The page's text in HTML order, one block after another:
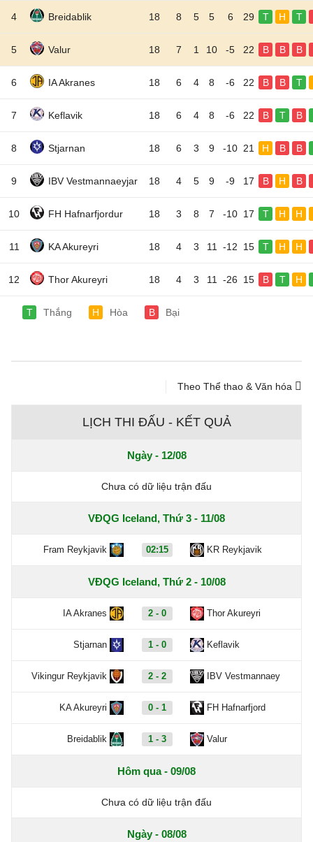
4 Breidablik 18 8 5 5 6 29 T H T
5 Valur 18 7 1 10 -5 22 B B B
6 IA Akranes 18 6 4 8 -6 22 B B T
7 Keflavik 18 6 4 8 -6 22 B T B
8 Stjarnan 18 6 3 9 -10 21 H B B
9 IBV Vestmannaeyjar 18 4 5 9 -9 17 B H B
10 FH Hafnarfjordur 18 3 8 7 -10 17 T H H
11 KA Akureyri 18 4 3 11 -12 15 T H H
12 Thor Akureyri 18 4 3 11 -26 15 B T H
T Thắng H Hòa B Bại
Theo Thể thao & Văn hóa
LỊCH THI ĐẤU - KẾT QUẢ
Ngày - 12/08
Chưa có dữ liệu trận đấu
VĐQG Iceland, Thứ 3 - 11/08
Fram Reykjavik 02:15 KR Reykjavik
VĐQG Iceland, Thứ 2 - 10/08
IA Akranes 2 - 0 Thor Akureyri
Stjarnan 1 - 0 Keflavik
Vikingur Reykjavik 2 - 2 IBV Vestmannaey
KA Akureyri 0 - 1 FH Hafnarfjord
Breidablik 1 - 3 Valur
Hôm qua - 09/08
Chưa có dữ liệu trận đấu
Ngày - 08/08